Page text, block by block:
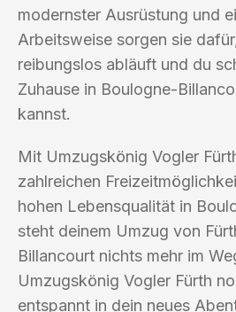
modernster Ausrüstung und
Arbeitsweise sorgen sie
reibungslos abläuft und du
Zuhause in Boulogne-
kannst.
Mit Umzugskönig Vogler
zahlreichen
hohen Lebensqualität in
steht deinem Umzug von
Billancourt nichts mehr im
Umzugskönig Vogler Fürth
entspannt in dein neues